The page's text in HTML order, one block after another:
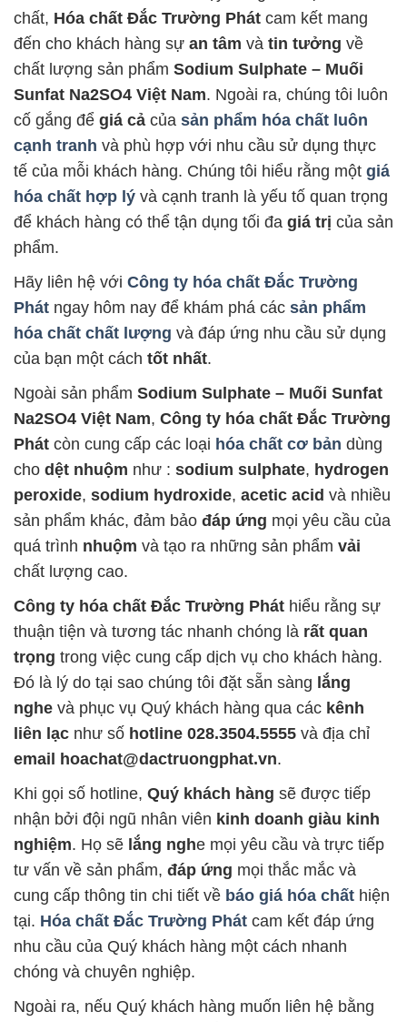
chất, Hóa chất Đắc Trường Phát cam kết mang
đến cho khách hàng sự an tâm và tin tưởng về
chất lượng sản phẩm Sodium Sulphate – Muối
Sunfat Na2SO4 Việt Nam. Ngoài ra, chúng tôi luôn
cố gắng để giá cả của sản phẩm hóa chất luôn
cạnh tranh và phù hợp với nhu cầu sử dụng thực
tế của mỗi khách hàng. Chúng tôi hiểu rằng một giá
hóa chất hợp lý và cạnh tranh là yếu tố quan trọng
để khách hàng có thể tận dụng tối đa giá trị của sản
phẩm.
Hãy liên hệ với Công ty hóa chất Đắc Trường
Phát ngay hôm nay để khám phá các sản phẩm
hóa chất chất lượng và đáp ứng nhu cầu sử dụng
của bạn một cách tốt nhất.
Ngoài sản phẩm Sodium Sulphate – Muối Sunfat
Na2SO4 Việt Nam, Công ty hóa chất Đắc Trường
Phát còn cung cấp các loại hóa chất cơ bản dùng
cho dệt nhuộm như : sodium sulphate, hydrogen
peroxide, sodium hydroxide, acetic acid và nhiều
sản phẩm khác, đảm bảo đáp ứng mọi yêu cầu của
quá trình nhuộm và tạo ra những sản phẩm vải
chất lượng cao.
Công ty hóa chất Đắc Trường Phát hiểu rằng sự
thuận tiện và tương tác nhanh chóng là rất quan
trọng trong việc cung cấp dịch vụ cho khách hàng.
Đó là lý do tại sao chúng tôi đặt sẵn sàng lắng
nghe và phục vụ Quý khách hàng qua các kênh
liên lạc như số hotline 028.3504.5555 và địa chỉ
email hoachat@dactruongphat.vn.
Khi gọi số hotline, Quý khách hàng sẽ được tiếp
nhận bởi đội ngũ nhân viên kinh doanh giàu kinh
nghiệm. Họ sẽ lắng nghe mọi yêu cầu và trực tiếp
tư vấn về sản phẩm, đáp ứng mọi thắc mắc và
cung cấp thông tin chi tiết về báo giá hóa chất hiện
tại. Hóa chất Đắc Trường Phát cam kết đáp ứng
nhu cầu của Quý khách hàng một cách nhanh
chóng và chuyên nghiệp.
Ngoài ra, nếu Quý khách hàng muốn liên hệ bằng